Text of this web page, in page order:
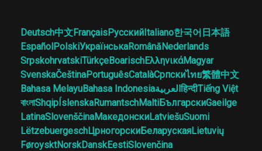
Deutsch中文FrançaisРусскийItaliano한국어 日本語
EspañolPolskiУкраїнськаRomânăNederlands
SrpskohrvatskiTürkçeBoarischΕλληνικάMagyar
SvenskaČeštinaPortuguêsCatalàСрпскиไทย繁體中文
Bahasa MelayuBahasa Indonesiaالعربيةहिन्दीTiếng Việt
বাংলাShqipÍslenskaRumantschMaltiБългарскиGaeilge
LatinaSlovenščinaМакедонскиLatviešuSuomi
LëtzebuergeschЦрногорскиБеларускаяLietuvių
FøroysktNorskDanskEestiSlovenčina